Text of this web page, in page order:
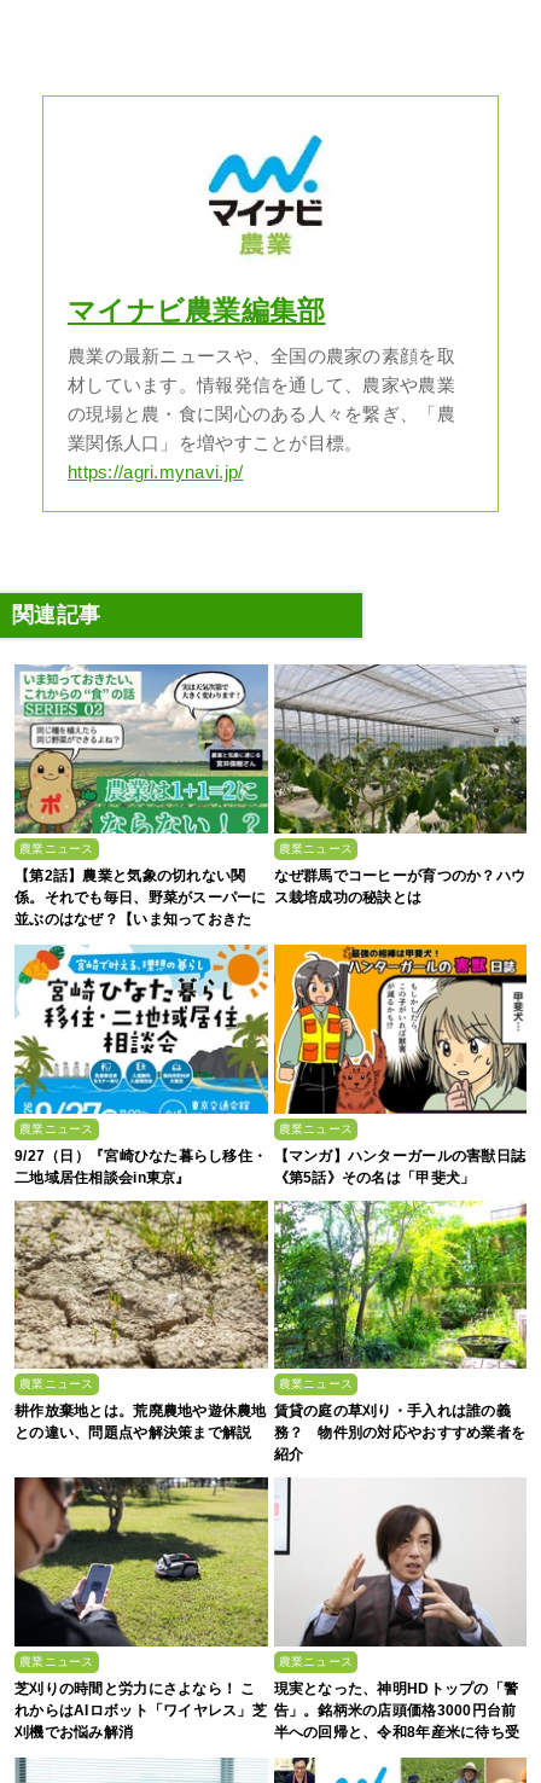
マイナビ農業編集部
農業の最新ニュースや、全国の農家の素顔を取
材しています。情報発信を通して、農家や農業
の現場と農・食に関心のある人々を繋ぎ、「農
業関係人口」を増やすことが目標。
https://agri.mynavi.jp/
関連記事
農業ニュース
【第2話】農業と気象の切れない関
係。それでも毎日、野菜がスーパーに
並ぶのはなぜ？【いま知っておきた
い、これからの”食”の話】
農業ニュース
なぜ群馬でコーヒーが育つのか？ハウ
ス栽培成功の秘訣とは
農業ニュース
9/27（日）『宮崎ひなた暮らし移住・
二地域居住相談会in東京』
農業ニュース
【マンガ】ハンターガールの害獣日誌
《第5話》その名は「甲斐犬」
農業ニュース
耕作放棄地とは。荒廃農地や遊休農地
との違い、問題点や解決策まで解説
農業ニュース
賃貸の庭の草刈り・手入れは誰の義
務？ 物件別の対応やおすすめ業者を
紹介
農業ニュース
芝刈りの時間と労力にさよなら！ こ
れからはAIロボット「ワイヤレス」芝
刈機でお悩み解消
農業ニュース
現実となった、神明HDトップの「警
告」。銘柄米の店頭価格3000円台前
半への回帰と、令和8年産米に待ち受
ける“大暴落”の可能性